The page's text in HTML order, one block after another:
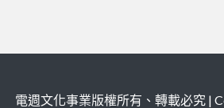
電週文化事業版權所有、轉載必究 |